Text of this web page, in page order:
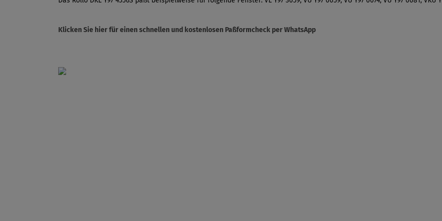
Klicken Sie hier für einen schnellen und kostenlosen Paßformcheck per WhatsApp